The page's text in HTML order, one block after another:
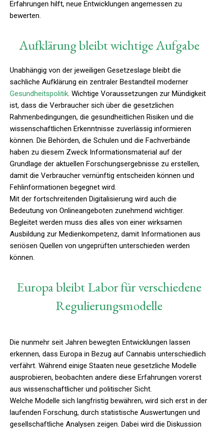
Erfahrungen hilft, neue Entwicklungen angemessen zu
bewerten.
Aufklärung bleibt wichtige Aufgabe
Unabhängig von der jeweiligen Gesetzeslage bleibt die
sachliche Aufklärung ein zentraler Bestandteil moderner
Gesundheitspolitik. Wichtige Voraussetzungen zur Mündigkeit
ist, dass die Verbraucher sich über die gesetzlichen
Rahmenbedingungen, die gesundheitlichen Risiken und die
wissenschaftlichen Erkenntnisse zuverlässig informieren
können. Die Behörden, die Schulen und die Fachverbände
haben zu diesem Zweck Informationsmaterial auf der
Grundlage der aktuellen Forschungsergebnisse zu erstellen,
damit die Verbraucher vernünftig entscheiden können und
Fehlinformationen begegnet wird.
Mit der fortschreitenden Digitalisierung wird auch die
Bedeutung von Onlineangeboten zunehmend wichtiger.
Begleitet werden muss dies alles von einer wirksamen
Ausbildung zur Medienkompetenz, damit Informationen aus
seriösen Quellen von ungeprüften unterschieden werden
können.
Europa bleibt Labor für verschiedene
Regulierungsmodelle
Die nunmehr seit Jahren bewegten Entwicklungen lassen
erkennen, dass Europa in Bezug auf Cannabis unterschiedlich
verfährt. Während einige Staaten neue gesetzliche Modelle
ausprobieren, beobachten andere diese Erfahrungen vorerst
aus wissenschaftlicher und politischer Sicht.
Welche Modelle sich langfristig bewähren, wird sich erst in der
laufenden Forschung, durch statistische Auswertungen und
gesellschaftliche Analysen zeigen. Dabei wird die Diskussion